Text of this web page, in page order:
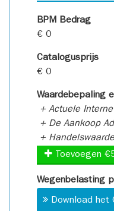
BPM Bedrag
€ 0
Catalogusprijs
€ 0
Waardebepaling
+ Actuele
+ De Aankoop
+
Toevoegen
Wegenbelasting
Download het